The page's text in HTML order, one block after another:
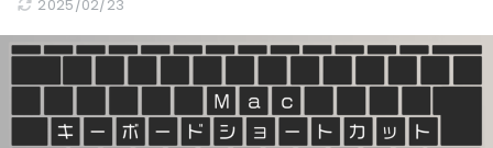
2025/02/23